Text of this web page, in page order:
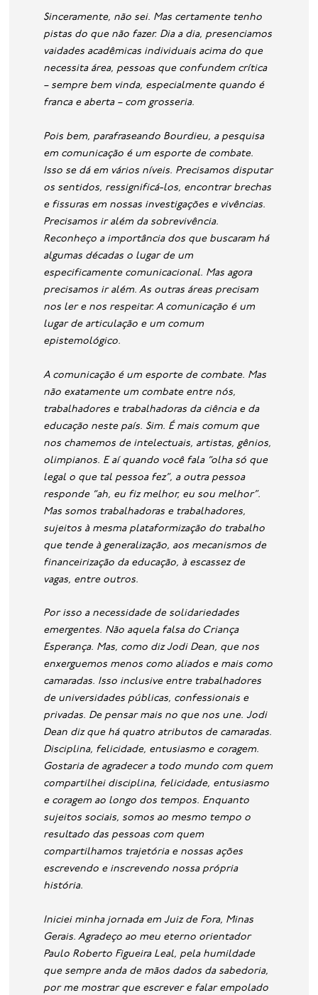
Sinceramente, não sei. Mas certamente tenho
pistas do que não fazer. Dia a dia, presenciamos
vaidades acadêmicas individuais acima do que
necessita área, pessoas que confundem crítica
– sempre bem vinda, especialmente quando é
franca e aberta – com grosseria.
Pois bem, parafraseando Bourdieu, a pesquisa
em comunicação é um esporte de combate.
Isso se dá em vários níveis. Precisamos disputar
os sentidos, ressignificá-los, encontrar brechas
e fissuras em nossas investigações e vivências.
Precisamos ir além da sobrevivência.
Reconheço a importância dos que buscaram há
algumas décadas o lugar de um
especificamente comunicacional. Mas agora
precisamos ir além. As outras áreas precisam
nos ler e nos respeitar. A comunicação é um
lugar de articulação e um comum
epistemológico.
A comunicação é um esporte de combate. Mas
não exatamente um combate entre nós,
trabalhadores e trabalhadoras da ciência e da
educação neste país. Sim. É mais comum que
nos chamemos de intelectuais, artistas, gênios,
olimpianos. E aí quando você fala “olha só que
legal o que tal pessoa fez”, a outra pessoa
responde “ah, eu fiz melhor, eu sou melhor”.
Mas somos trabalhadoras e trabalhadores,
sujeitos à mesma plataformização do trabalho
que tende à generalização, aos mecanismos de
financeirização da educação, à escassez de
vagas, entre outros.
Por isso a necessidade de solidariedades
emergentes. Não aquela falsa do Criança
Esperança. Mas, como diz Jodi Dean, que nos
enxerguemos menos como aliados e mais como
camaradas. Isso inclusive entre trabalhadores
de universidades públicas, confessionais e
privadas. De pensar mais no que nos une. Jodi
Dean diz que há quatro atributos de camaradas.
Disciplina, felicidade, entusiasmo e coragem.
Gostaria de agradecer a todo mundo com quem
compartilhei disciplina, felicidade, entusiasmo
e coragem ao longo dos tempos. Enquanto
sujeitos sociais, somos ao mesmo tempo o
resultado das pessoas com quem
compartilhamos trajetória e nossas ações
escrevendo e inscrevendo nossa própria
história.
Iniciei minha jornada em Juiz de Fora, Minas
Gerais. Agradeço ao meu eterno orientador
Paulo Roberto Figueira Leal, pela humildade
que sempre anda de mãos dados da sabedoria,
por me mostrar que escrever e falar empolado